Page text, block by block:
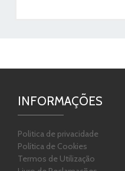
INFORMAÇÕES
Politica de privacidade
Política de Cookies
Termos de Utilização